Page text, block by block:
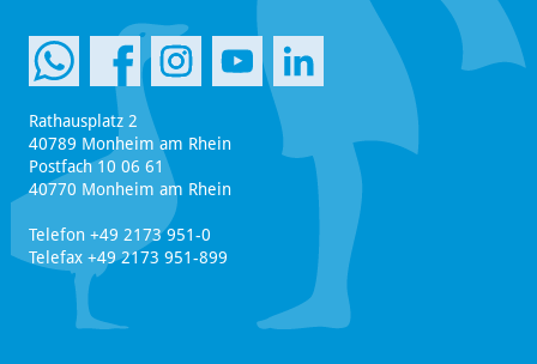
Rathausplatz 2
40789 Monheim am Rhein
Postfach 10 06 61
40770 Monheim am Rhein
Telefon +49 2173 951-0
Telefax +49 2173 951-899